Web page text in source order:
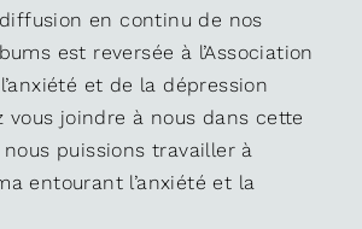
en continu de nos
est reversée à l’Association
et de la dépression
vous joindre à nous dans cette
puissions travailler à
entourant l’anxiété et la